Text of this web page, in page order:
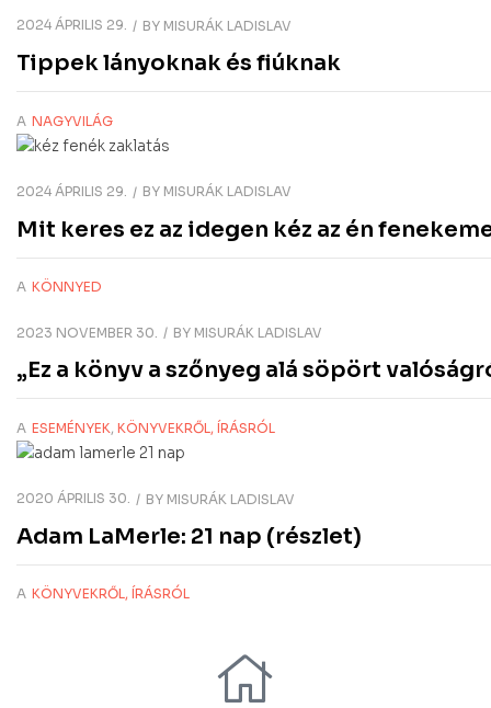
2024 ÁPRILIS 29. BY MISURÁK LADISLAV
Tippek lányoknak és fiúknak
A NAGYVILÁG
2024 ÁPRILIS 29. BY MISURÁK LADISLAV
Mit keres ez az idegen kéz az én
A KÖNNYED
2023 NOVEMBER 30. BY MISURÁK LADISLAV
„Ez a könyv a szőnyeg alá söpört
A ESEMÉNYEK, KÖNYVEKRŐL, ÍRÁSRÓL
2020 ÁPRILIS 30. BY MISURÁK LADISLAV
Adam LaMerle: 21 nap (részlet)
A KÖNYVEKRŐL, ÍRÁSRÓL